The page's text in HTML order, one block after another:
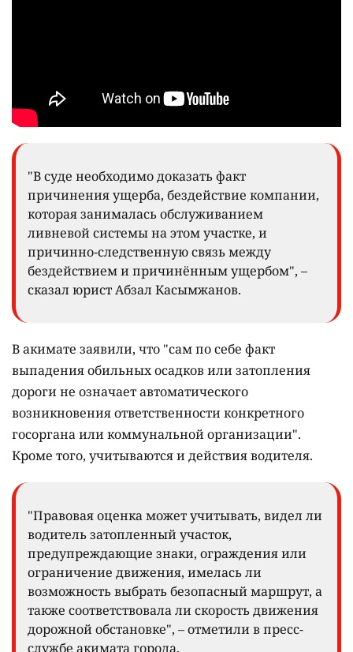
"В суде необходимо доказать факт
причинения ущерба, бездействие компании,
которая занималась обслуживанием
ливневой системы на этом участке, и
причинно-следственную связь между
бездействием и причинённым ущербом", –
сказал юрист Абзал Касымжанов.
В акимате заявили, что "сам по себе факт
выпадения обильных осадков или затопления
дороги не означает автоматического
возникновения ответственности конкретного
госоргана или коммунальной организации".
Кроме того, учитываются и действия водителя.
"Правовая оценка может учитывать, видел ли
водитель затопленный участок,
предупреждающие знаки, ограждения или
ограничение движения, имелась ли
возможность выбрать безопасный маршрут, а
также соответствовала ли скорость движения
дорожной обстановке", – отметили в пресс-
службе акимата города.